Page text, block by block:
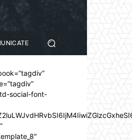
social-font-